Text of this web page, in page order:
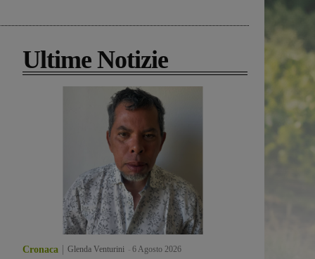
Ultime Notizie
Cronaca Glenda Venturini 6 Agosto 2026